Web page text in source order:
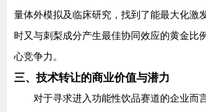
量体外模拟及临床研究，找到了能最大化激
时又与刺梨成分产生最佳协同效应的黄金比
心竞争力。
三、技术转让的商业价值与潜力
对于寻求进入功能性饮品赛道的企业而